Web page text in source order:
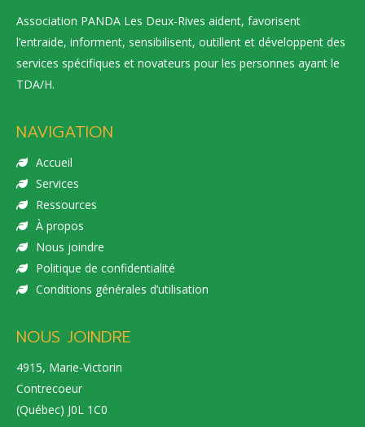
Association PANDA Les Deux-Rives aident, favorisent
l’entraide, informent, sensibilisent, outillent et développent des
services spécifiques et novateurs pour les personnes ayant le
TDA/H.
NAVIGATION
Accueil
Services
Ressources
À propos
Nous joindre
Politique de confidentialité
Conditions générales d’utilisation
NOUS JOINDRE
4915, Marie-Victorin
Contrecoeur
(Québec) J0L 1C0